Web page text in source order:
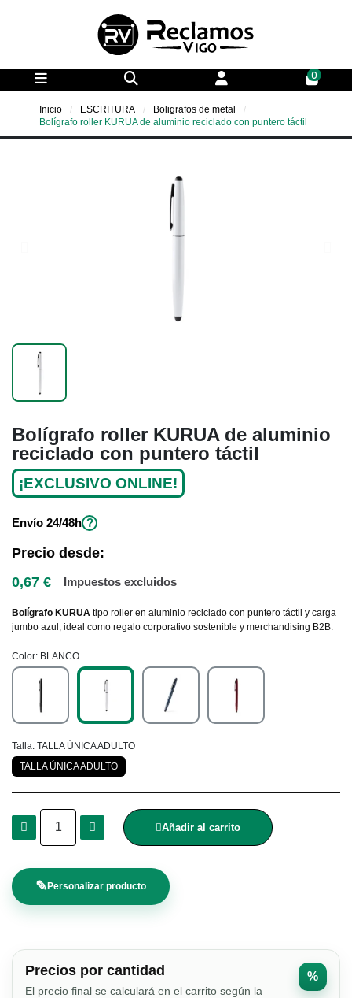
0
Inicio ESCRITURA
Boligrafos de metal
Bolígrafo roller KURUA de aluminio reciclado con puntero táctil
Bolígrafo roller KURUA de aluminio
reciclado con puntero táctil
¡EXCLUSIVO ONLINE!
Envío 24/48h ?
Precio desde:
0,67 €
Impuestos excluidos
Bolígrafo KURUA tipo roller en aluminio reciclado con puntero táctil y carga
jumbo azul, ideal como regalo corporativo sostenible y merchandising B2B.
Color BLANCO
Talla TALLA ÚNICA ADULTO
TALLA ÚNICA ADULTO
Añadir al carrito
✎Personalizar producto
Precios por cantidad
El precio final se calculará en el carrito según la
%